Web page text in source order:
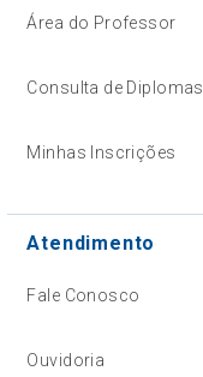
Área do Professor
Consulta de Diplomas
Minhas Inscrições
Atendimento
Fale Conosco
Ouvidoria